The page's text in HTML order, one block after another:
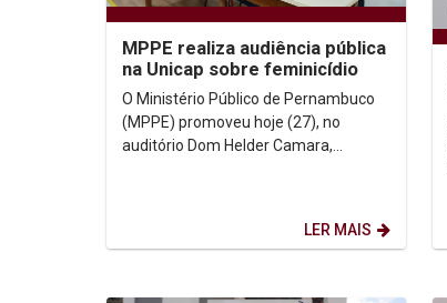
MPPE realiza audiência pública
na Unicap sobre feminicídio
O Ministério Público de Pernambuco
(MPPE) promoveu hoje (27), no
auditório Dom Helder Camara,
LER MAIS